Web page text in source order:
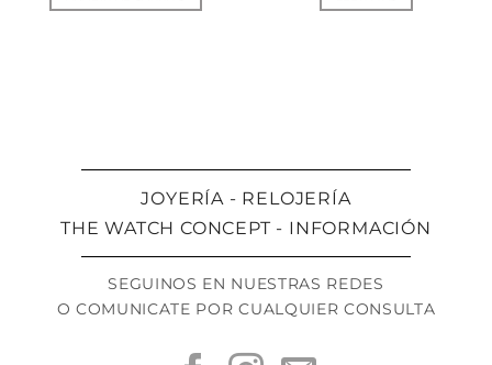
JOYERÍA - RELOJERÍA
THE WATCH CONCEPT - INFORMACIÓN
SEGUINOS EN NUESTRAS REDES
O COMUNICATE POR CUALQUIER CONSULTA